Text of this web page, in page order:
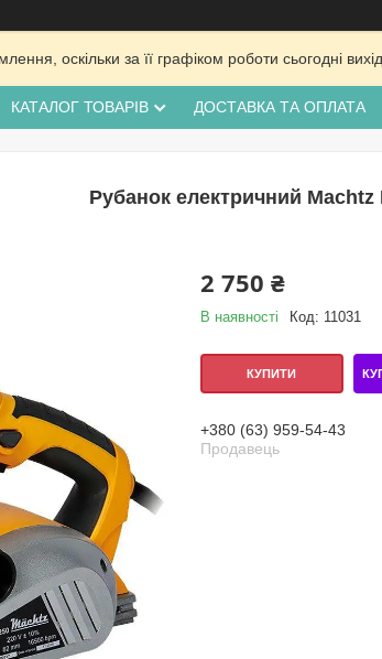
оскільки за її графіком роботи сьогодні
КАТАЛОГ ТОВАРІВ ДОСТАВКА ТА ОПЛАТА
Рубанок електричний Machtz
2 750 ₴
В наявності Код: 11031
КУПИТИ
+380 (63) 959-54-43
Продавець